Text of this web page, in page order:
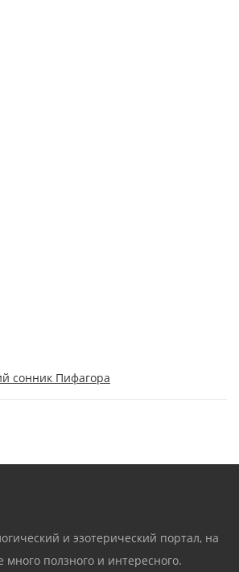
сонник Пифагора
и эзотерический портал, на
много ползного и интересного.